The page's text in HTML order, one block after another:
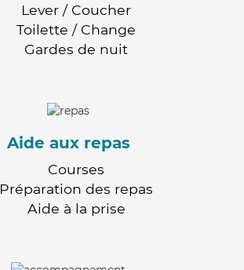
Lever / Coucher
Toilette / Change
Gardes de nuit
Aide aux repas
Courses
Préparation des repas
Aide à la prise